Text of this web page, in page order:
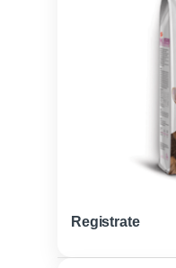
Registrate